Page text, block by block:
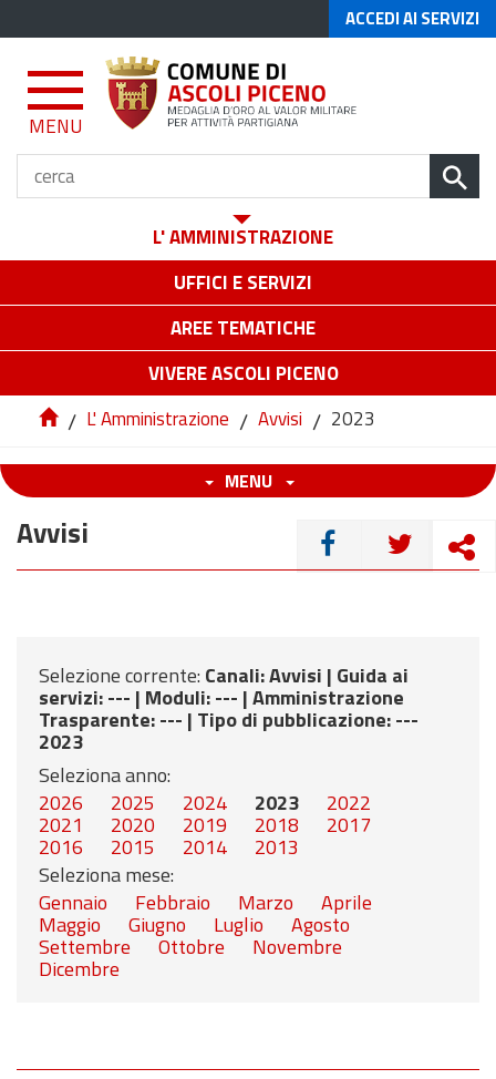
ACCEDI AI SERVIZI
MENU
L' AMMINISTRAZIONE
UFFICI E SERVIZI
AREE TEMATICHE
VIVERE ASCOLI PICENO
/ L' Amministrazione / Avvisi / 2023
MENU
CONDIVIDI
Avvisi
Selezione corrente: Canali: Avvisi | Guida ai
servizi: --- | Moduli: --- |Amministrazione
Trasparente: --- | Tipo di pubblicazione: ---
2023
Seleziona anno:
2026
2025 2024 2023 2022
2021 2020 2019 2018 2017
2016 2015 2014
2013
Seleziona mese:
Gennaio
Febbraio Marzo Aprile
Maggio Giugno Luglio Agosto
Settembre Ottobre Novembre
Dicembre